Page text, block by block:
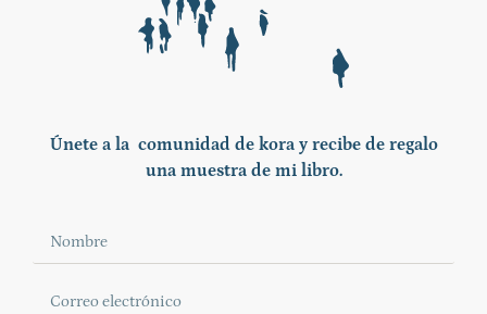
Únete a la comunidad de kora y recibe de regalo
una muestra de mi libro.